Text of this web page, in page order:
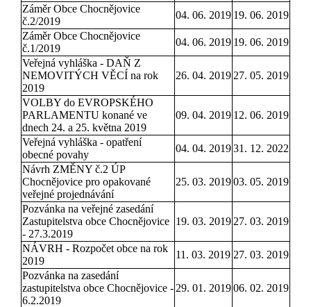
Záměr Obce Chocnějovice
č.2/2019
04. 06. 2019 19. 06. 2019
Záměr Obce Chocnějovice
č.1/2019
04. 06. 2019 19. 06. 2019
Veřejná vyhláška - DAŇ Z
NEMOVITÝCH VĚCÍ na rok
2019
26. 04. 2019 27. 05. 2019
VOLBY do EVROPSKÉHO
PARLAMENTU konané ve
dnech 24. a 25. května 2019
09. 04. 2019 12. 06. 2019
Veřejná vyhláška - opatření
obecné povahy
04. 04. 201931. 12. 2022
Návrh ZMĚNY č.2 ÚP
Chocnějovice pro opakované
veřejné projednávání
25. 03. 201903. 05. 2019
Pozvánka na veřejné zasedání
Zastupitelstva obce Chocnějovice
- 27.3.2019
19. 03. 2019 27. 03. 2019
NÁVRH - Rozpočet obce na rok
2019
11. 03. 2019 27. 03. 2019
Pozvánka na zasedání
zastupitelstva obce Chocnějovice -
6.2.2019
29. 01. 201906. 02. 2019